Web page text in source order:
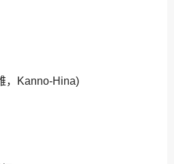
，Kanno-Hina)